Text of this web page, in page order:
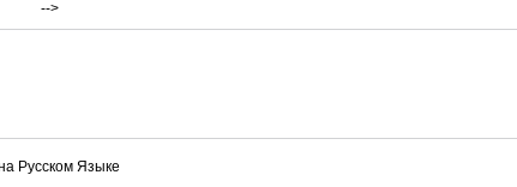
-->
Русском Языке